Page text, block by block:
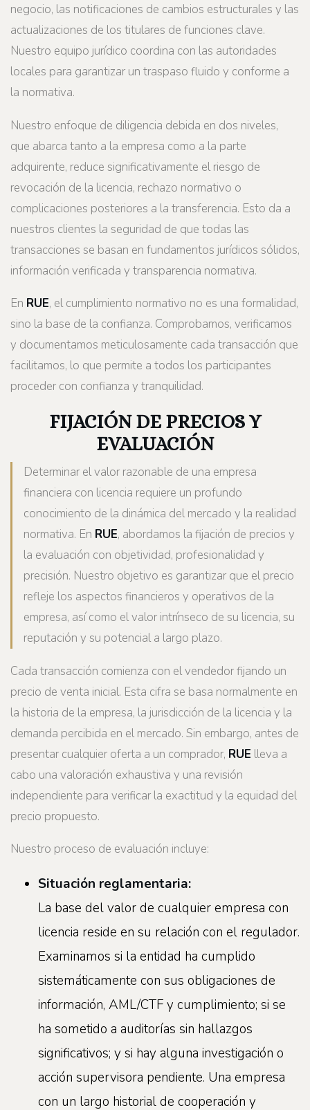
negocio, las notificaciones de cambios estructurales y las
actualizaciones de los titulares de funciones clave.
Nuestro equipo jurídico coordina con las autoridades
locales para garantizar un traspaso fluido y conforme a
la normativa.
Nuestro enfoque de diligencia debida en dos niveles,
que abarca tanto a la empresa como a la parte
adquirente, reduce significativamente el riesgo de
revocación de la licencia, rechazo normativo o
complicaciones posteriores a la transferencia. Esto da a
nuestros clientes la seguridad de que todas las
transacciones se basan en fundamentos jurídicos sólidos,
información verificada y transparencia normativa.
En RUE, el cumplimiento normativo no es una formalidad,
sino la base de la confianza. Comprobamos, verificamos
y documentamos meticulosamente cada transacción que
facilitamos, lo que permite a todos los participantes
proceder con confianza y tranquilidad.
FIJACIÓN DE PRECIOS Y
EVALUACIÓN
Determinar el valor razonable de una empresa
financiera con licencia requiere un profundo
conocimiento de la dinámica del mercado y la realidad
normativa. En RUE, abordamos la fijación de precios y
la evaluación con objetividad, profesionalidad y
precisión. Nuestro objetivo es garantizar que el precio
refleje los aspectos financieros y operativos de la
empresa, así como el valor intrínseco de su licencia, su
reputación y su potencial a largo plazo.
Cada transacción comienza con el vendedor fijando un
precio de venta inicial. Esta cifra se basa normalmente en
la historia de la empresa, la jurisdicción de la licencia y la
demanda percibida en el mercado. Sin embargo, antes de
presentar cualquier oferta a un comprador, RUE lleva a
cabo una valoración exhaustiva y una revisión
independiente para verificar la exactitud y la equidad del
precio propuesto.
Nuestro proceso de evaluación incluye:
Situación reglamentaria:
La base del valor de cualquier empresa con
licencia reside en su relación con el regulador.
Examinamos si la entidad ha cumplido
sistemáticamente con sus obligaciones de
información, AML/CTF y cumplimiento; si se
ha sometido a auditorías sin hallazgos
significativos; y si hay alguna investigación o
acción supervisora pendiente. Una empresa
con un largo historial de cooperación y